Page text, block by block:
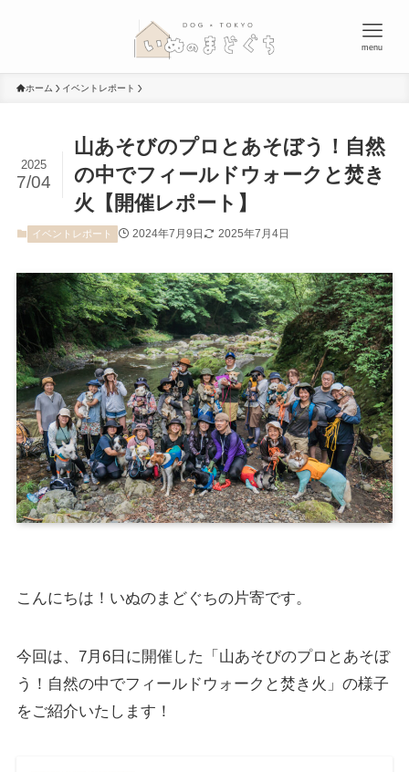
menu
ホーム イベントレポート
山あそびのプロとあそぼう！自然
の中でフィールドウォークと焚き
火【開催レポート】
2025
7/04
イベントレポート 2024年7月9日 2025年7月4日
こんにちは！いぬのまどぐちの片寄です。
今回は、7月6日に開催した「山あそびのプロとあそぼ
う！自然の中でフィールドウォークと焚き火」の様子
をご紹介いたします！